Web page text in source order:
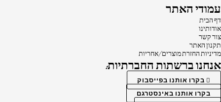
עמודי האתר
דף הבית
אודותינו
צור קשר
תקנון האתר
מדיניות החזרת מוצרים/אחריות
אנחנו ברשתות החברתיות:
בקרו אותנו בפייסבוק
בקרו אותנו באינסטרגם